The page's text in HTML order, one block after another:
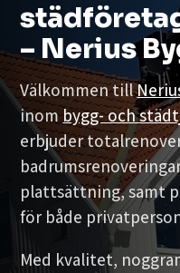
– Nerius
Välkommen till
inombygg- och
erbjuder
plattsättning, samt
för både
Med kvalitet,